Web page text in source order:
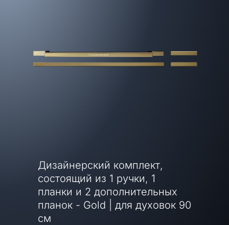
Дизайнерский комплект,
состоящий из 1 ручки, 1
планки и 2 дополнительных
планок - Gold | для духовок 90
см